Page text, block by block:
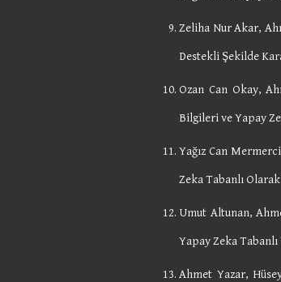
Zeliha Nur Akar,
Destekli Şekilde
Ozan Can Okay,
Bilgileri ve Yapay
Yağız Can
Zeka Tabanlı
Umut Altunan,
Yapay Zeka
Ahmet Yazar,